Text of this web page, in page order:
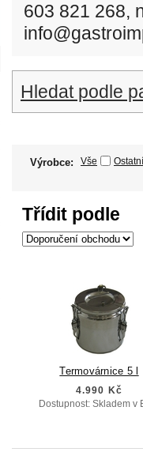
603 821 268,
Hledat podle
Výrobce: Vše Ostatní
Třídit podle
Termovárnice 5 l
4.990 Kč
Dostupnost: Skladem v